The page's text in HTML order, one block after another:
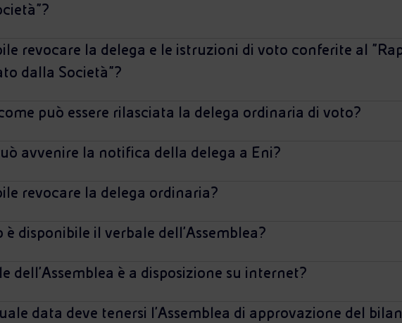
revocare la delega e le istruzioni di voto conferite al
dalla Società"?
può essere rilasciata la delega ordinaria di voto?
avvenire la notifica della delega a Eni?
revocare la delega ordinaria?
è disponibile il verbale dell'Assemblea?
dell'Assemblea è a disposizione su internet?
data deve tenersi l'Assemblea di approvazione del